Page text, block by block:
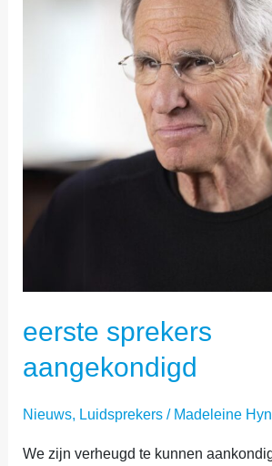
eerste sprekers
aangekondigd
Nieuws, Luidsprekers/ Madeleine
We zijn verheugd te kunnen